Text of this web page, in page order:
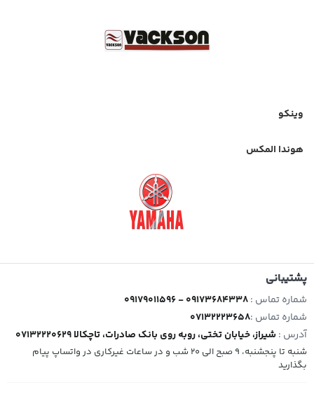
وینکو
هوندا المکس
پشتیبانی
شماره تماس :09179011596 - 09173684338
شماره تماس :07132223658
آدرس :شیراز، خیابان تختی، روبه روی بانک صادرات، تاچکالا 07132220629
شنبه تا پنجشنبه، 9 صبح الی 20 شب و در ساعات غیرکاری در واتساپ پیام
بگذارید